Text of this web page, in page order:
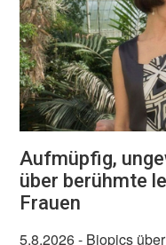
Aufmüpfig,
über berühmte
Frauen
5.8.2026- Biopics